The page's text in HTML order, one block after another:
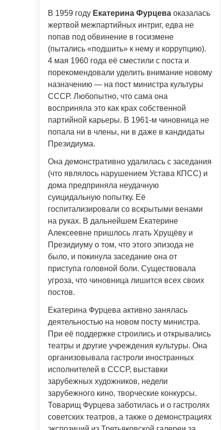
В 1959 году Екатерина Фурцева оказалась
жертвой межпартийных интриг, едва не
попав под обвинение в госизмене
(пытались «подшить» к нему и коррупцию).
4 мая 1960 года её сместили с поста и
порекомендовали уделить внимание новому
назначению — на пост министра культуры
СССР. Любопытно, что сама она
восприняла это как крах собственной
партийной карьеры. В 1961-м чиновница не
попала ни в члены, ни в даже в кандидаты
Президиума.
Она демонстративно удалилась с заседания
(что являлось нарушением Устава КПСС) и
дома предприняла неудачную
суицидальную попытку. Её
госпитализировали со вскрытыми венами
на руках. В дальнейшем Екатерине
Алексеевне пришлось лгать Хрущёву и
Президиуму о том, что этого эпизода не
было, и покинула заседание она от
приступа головной боли. Существовала
угроза, что чиновница лишится всех своих
постов.
Екатерина Фурцева активно занялась
деятельностью на новом посту министра.
При её поддержке строились и открывались
театры и другие учреждения культуры. Она
организовывала гастроли иностранных
исполнителей в СССР, выставки
зарубежных художников, недели
зарубежного кино, творческие конкурсы.
Товарищ Фурцева заботилась и о гастролях
советских театров, а также о демонстрациях